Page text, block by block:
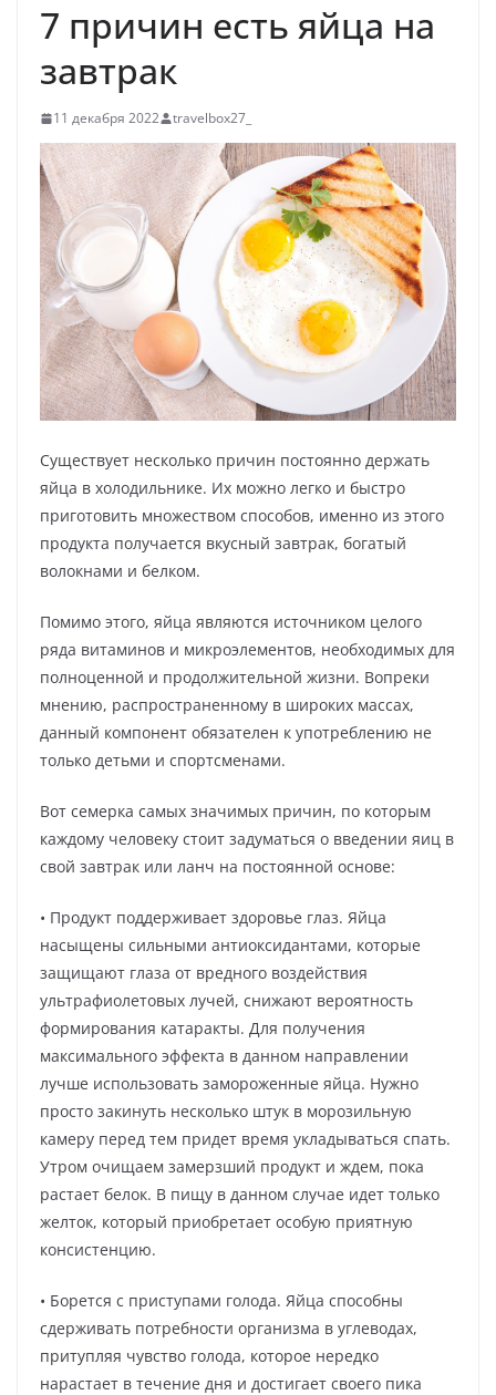
7 причин есть яйца на
завтрак
11 декабря 2022 travelbox27_
Существует несколько причин постоянно держать
яйца в холодильнике. Их можно легко и быстро
приготовить множеством способов, именно из этого
продукта получается вкусный завтрак, богатый
волокнами и белком.
Помимо этого, яйца являются источником целого
ряда витаминов и микроэлементов, необходимых для
полноценной и продолжительной жизни. Вопреки
мнению, распространенному в широких массах,
данный компонент обязателен к употреблению не
только детьми и спортсменами.
Вот семерка самых значимых причин, по которым
каждому человеку стоит задуматься о введении яиц в
свой завтрак или ланч на постоянной основе:
• Продукт поддерживает здоровье глаз. Яйца
насыщены сильными антиоксидантами, которые
защищают глаза от вредного воздействия
ультрафиолетовых лучей, снижают вероятность
формирования катаракты. Для получения
максимального эффекта в данном направлении
лучше использовать замороженные яйца. Нужно
просто закинуть несколько штук в морозильную
камеру перед тем придет время укладываться спать.
Утром очищаем замерзший продукт и ждем, пока
растает белок. В пищу в данном случае идет только
желток, который приобретает особую приятную
консистенцию.
• Борется с приступами голода. Яйца способны
сдерживать потребности организма в углеводах,
притупляя чувство голода, которое нередко
нарастает в течение дня и достигает своего пика